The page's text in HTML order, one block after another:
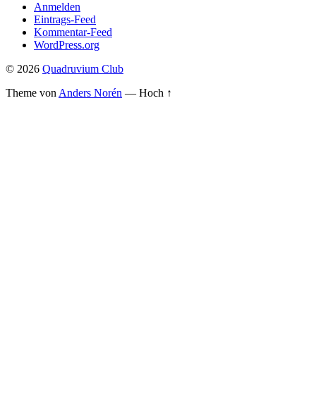
Anmelden
Eintrags-Feed
Kommentar-Feed
WordPress.org
© 2026 Quadruvium Club
Theme von Anders Norén — Hoch ↑